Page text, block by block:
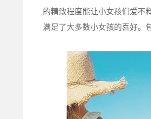
的精致程度能让小女孩们爱不
满足了大多数小女孩的喜好。